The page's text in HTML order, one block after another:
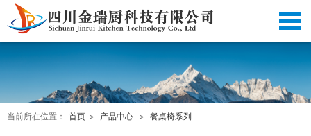
当前所在位置： 首页 > 产品中心 > 餐桌椅系列